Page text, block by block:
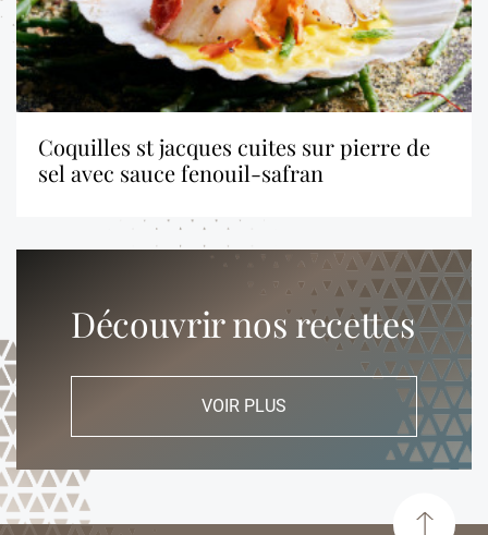
Découvrir nos recettes
VOIR PLUS
coquilles st jacques cuites sur pierre de
sel avec sauce fenouil-safran